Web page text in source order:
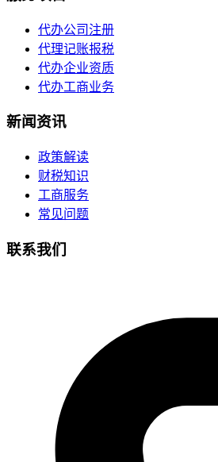
代办公司注册
代理记账报税
代办企业资质
代办工商业务
新闻资讯
政策解读
财税知识
工商服务
常见问题
联系我们